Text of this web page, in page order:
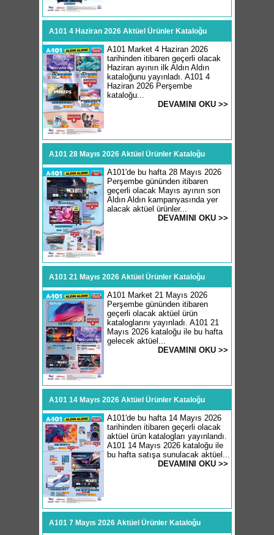
A101 4 Haziran 2026 Aktüel Ürünler Kataloğu
A101 Market 4 Haziran 2026
tarihinden itibaren geçerli olacak
Haziran ayının ilk Aldın Aldın
kataloğunu yayınladı. A101 4
Haziran 2026 Perşembe
kataloğu...
DEVAMINI OKU >>
A101 28 Mayıs 2026 Aktüel Ürünler Kataloğu
A101'de bu hafta 28 Mayıs 2026
Perşembe gününden itibaren
geçerli olacak Mayıs ayının son
Aldın Aldın kampanyasında yer
alacak aktüel ürünler...
DEVAMINI OKU >>
A101 21 Mayıs 2026 Aktüel Ürünler Kataloğu
A101 Market 21 Mayıs 2026
Perşembe gününden itibaren
geçerli olacak aktüel ürün
kataloglarını yayınladı. A101 21
Mayıs 2026 kataloğu ile bu hafta
gelecek aktüel...
DEVAMINI OKU >>
A101 14 Mayıs 2026 Aktüel Ürünler Kataloğu
A101'de bu hafta 14 Mayıs 2026
tarihinden itibaren geçerli olacak
aktüel ürün katalogları yayınlandı.
A101 14 Mayıs 2026 kataloğu ile
bu hafta satışa sunulacak aktüel...
DEVAMINI OKU >>
A101 7 Mayıs 2026 Aktüel Ürünler Kataloğu